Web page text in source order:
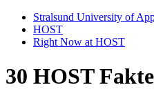
Stralsund University of
HOST
Right Now at HOST
30 HOST